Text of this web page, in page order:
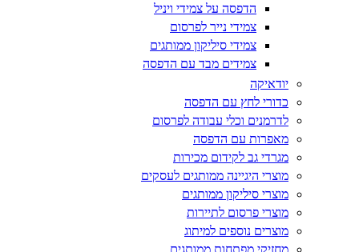
הדפסה על צמידי ויניל
צמידי נייר לפרסום
צמידי סיליקון ממותגים
צמידים מבד עם הדפסה
יודאיקה
כדורי לחץ עם הדפסה
לדרמנים וכלי עבודה לפרסום
מאפרות עם הדפסה
מגרדי גב לקידום מכירות
מוצרי היגיינה ממותגים לעסקים
מוצרי סיליקון ממותגים
מוצרי פרסום לתיירות
מוצרים נוספים למיתוג